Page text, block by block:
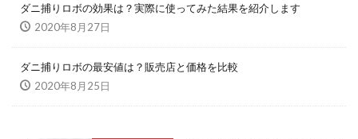
ダニ捕りロボの効果は？実際に使ってみた結果を紹介します
2020年8月27日
ダニ捕りロボの最安値は？販売店と価格を比較
2020年8月25日